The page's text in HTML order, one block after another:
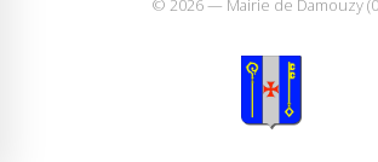
© 2026 — Mairie de Damouzy